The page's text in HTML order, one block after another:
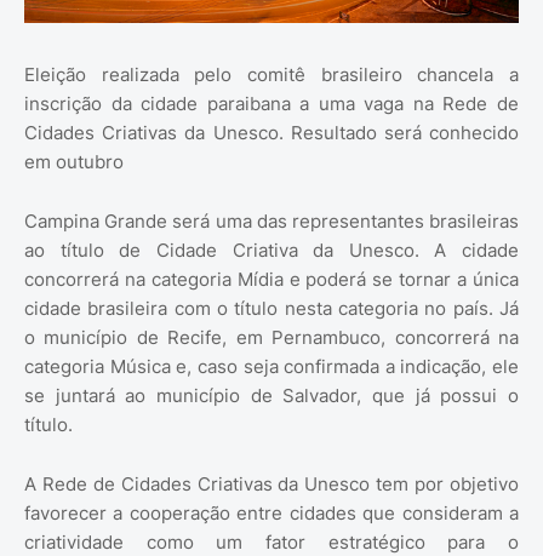
Eleição realizada pelo comitê brasileiro chancela a
inscrição da cidade paraibana a uma vaga na Rede de
Cidades Criativas da Unesco. Resultado será conhecido
em outubro
Campina Grande será uma das representantes brasileiras
ao título de Cidade Criativa da Unesco. A cidade
concorrerá na categoria Mídia e poderá se tornar a única
cidade brasileira com o título nesta categoria no país. Já
o município de Recife, em Pernambuco, concorrerá na
categoria Música e, caso seja confirmada a indicação, ele
se juntará ao município de Salvador, que já possui o
título.
A Rede de Cidades Criativas da Unesco tem por objetivo
favorecer a cooperação entre cidades que consideram a
criatividade como um fator estratégico para o